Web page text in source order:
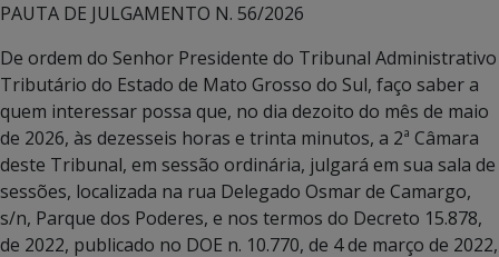
PAUTA DE JULGAMENTO N. 56/2026
De ordem do Senhor Presidente do Tribunal Administrativo
Tributário do Estado de Mato Grosso do Sul, faço saber a
quem interessar possa que, no dia dezoito do mês de maio
de 2026, às dezesseis horas e trinta minutos, a 2ª Câmara
deste Tribunal, em sessão ordinária, julgará em sua sala de
sessões, localizada na rua Delegado Osmar de Camargo,
s/n, Parque dos Poderes, e nos termos do Decreto 15.878,
de 2022, publicado no DOE n. 10.770, de 4 de março de 2022,